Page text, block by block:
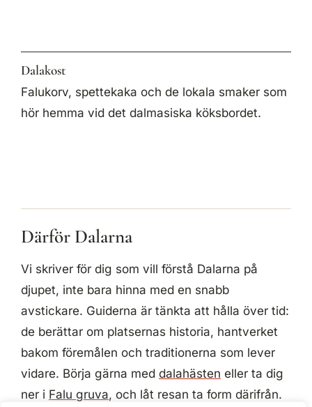
Dalakost
Falukorv, spettekaka och de lokala smaker som
hör hemma vid det dalmasiska köksbordet.
Därför Dalarna
Vi skriver för dig som vill förstå Dalarna på
djupet, inte bara hinna med en snabb
avstickare. Guiderna är tänkta att hålla över tid:
de berättar om platsernas historia, hantverket
bakom föremålen och traditionerna som lever
vidare. Börja gärna med dalahästen eller ta dig
ner i Falu gruva, och låt resan ta form därifrån.